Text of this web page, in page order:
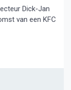
Dick-Jan
van een KFC